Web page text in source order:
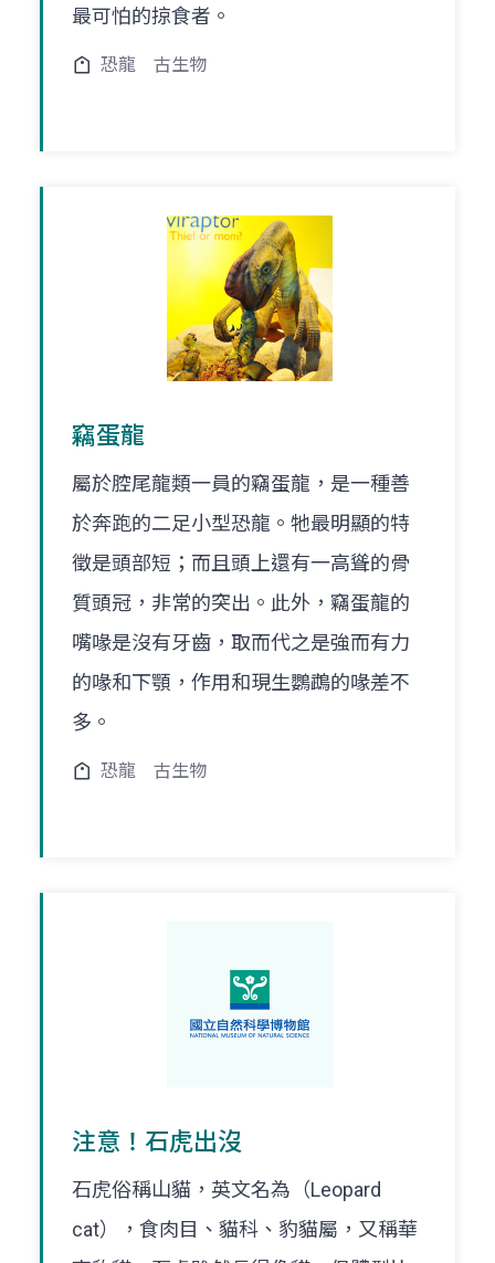
最可怕的掠食者。
恐龍 古生物
竊蛋龍
屬於腔尾龍類一員的竊蛋龍，是一種善
於奔跑的二足小型恐龍。牠最明顯的特
徵是頭部短；而且頭上還有一高聳的骨
質頭冠，非常的突出。此外，竊蛋龍的
嘴喙是沒有牙齒，取而代之是強而有力
的喙和下顎，作用和現生鸚鵡的喙差不
多。
恐龍 古生物
注意！石虎出沒
石虎俗稱山貓，英文名為（Leopard
cat），食肉目、貓科、豹貓屬，又稱華